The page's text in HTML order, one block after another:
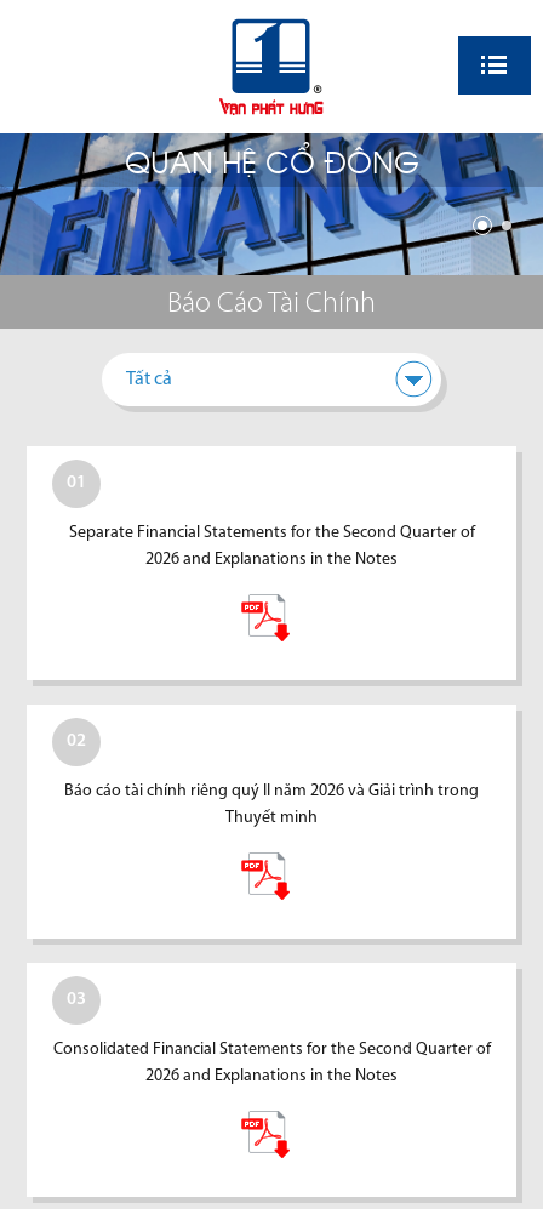
QUAN HỆ CỔ ĐÔNG
Báo Cáo Tài Chính
Tất cả
01
Separate Financial Statements for the Second Quarter of
2026 and Explanations in the Notes
02
Báo cáo tài chính riêng quý II năm 2026 và Giải trình trong
Thuyết minh
03
Consolidated Financial Statements for the Second Quarter of
2026 and Explanations in the Notes